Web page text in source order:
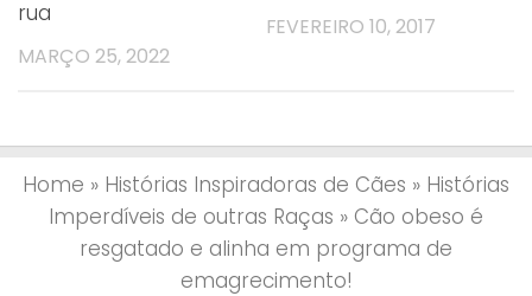
rua
MARÇO 25, 2022
FEVEREIRO 10, 2017
Home » Histórias Inspiradoras de Cães » Histórias
Imperdíveis de outras Raças » Cão obeso é
resgatado e alinha em programa de
emagrecimento!